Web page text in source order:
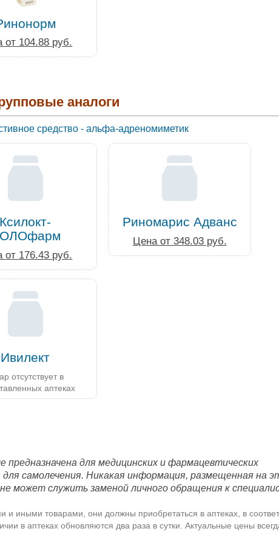
от 104.88 руб.
аналоги
средство - альфа-адреномиметик
Ксилокт-
от 176.43 руб.
Риномарис Адванс
Цена от 348.03 руб.
Ивилект
отсутствует в
аптеках
предназначена для медицинских и фармацевтических
самолечения. Никакая информация, размещенная на
может служить заменой личного обращения к
и иными товарами, они должны приобретаться в аптеках, в
в аптеках обновляются два раза в сутки. Актуальные цены